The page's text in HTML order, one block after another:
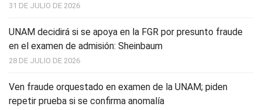
31 DE JULIO DE 2026
UNAM decidirá si se apoya en la FGR por presunto fraude
en el examen de admisión: Sheinbaum
28 DE JULIO DE 2026
Ven fraude orquestado en examen de la UNAM; piden
repetir prueba si se confirma anomalía